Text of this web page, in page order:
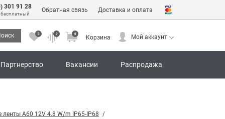
301 91 28 Обратная связь Доставка и оплата
0 0 0
Корзина Мой аккаунт
Партнерство Вакансии Распродажа
Корзина Мой аккаунт
ленты А60 12V 4.8 W/m IP65-IP68